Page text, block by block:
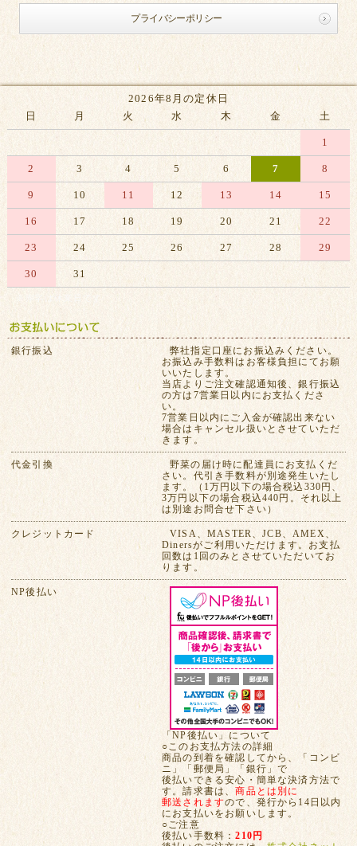
プライバシーポリシー
2026年8月の定休日
日
月 火 水 木 金 土
1
2 3 4 5 6 7 8
9 10 11 12 13 14 15
16 17 18 19 20 21 22
23 24 25 26 27 28 29
30 31
※赤字は休業日です
銀行振込
弊社指定口座にお振込みください。
お振込み手数料はお客様負担にてお願
いいたします。
当店よりご注文確認通知後、銀行振込
の方は7営業日以内にお支払くださ
い。
7営業日以内にご入金が確認出来ない
場合はキャンセル扱いとさせていただ
きます。
代金引換
野菜の届け時に配達員にお支払くだ
さい。代引き手数料が別途発生いたし
ます。（1万円以下の場合税込330円、
3万円以下の場合税込440円。それ以上
は別途お問合せ下さい）
クレジットカード
VISA、MASTER、JCB、AMEX、
Dinersがご利用いただけます。お支払
回数は1回のみとさせていただいてお
ります。
NP後払い
「NP後払い」について
○このお支払方法の詳細
商品の到着を確認してから、「コンビ
ニ」「郵便局」「銀行」で
後払いできる安心・簡単な決済方法で
す。請求書は、商品とは別に
郵送されますので、発行から14日以内
にお支払いをお願いします。
○ご注意
後払い手数料：210円